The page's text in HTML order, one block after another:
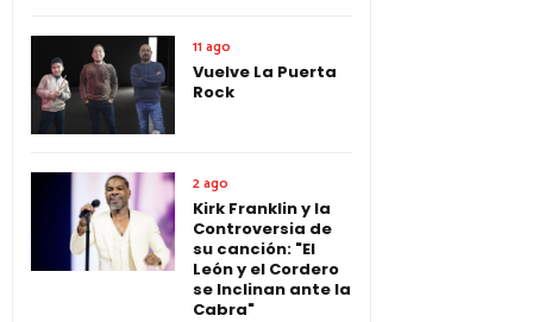
11 ago
Vuelve La Puerta
Rock
2 ago
Kirk Franklin y la
Controversia de
su canción: "El
León y el Cordero
se Inclinan ante la
Cabra"